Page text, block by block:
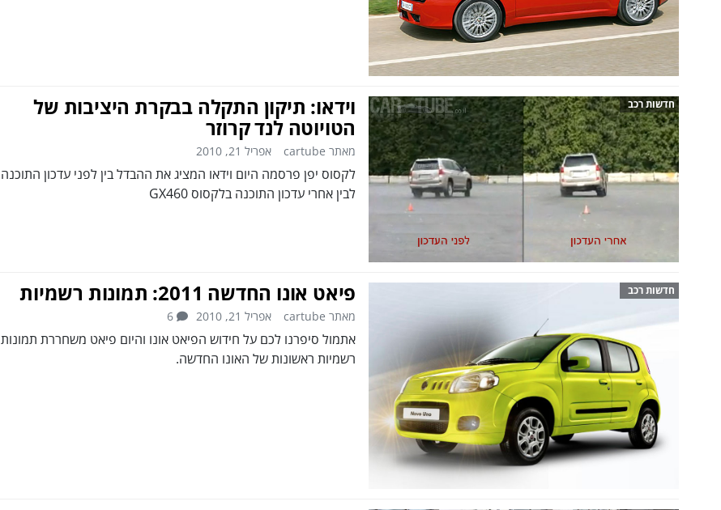
וידאו: תיקון התקלה בבקרת היציבות של
הטויוטה לנד קרוזר
חדשות רכב
מאתר cartube אפריל 21, 2010
לקסוס יפן פרסמה היום וידאו המציג את ההבדל בין לפני עדכון התוכנה
לבין אחרי עדכון התוכנה בלקסוס GX460
פיאט אונו החדשה 2011: תמונות רשמיות חדשות רכב
מאתר cartube אפריל 21, 2010 6
אתמול סיפרנו לכם על חידוש הפיאט אונו והיום פיאט משחררת תמונות
רשמיות ראשונות של האונו החדשה.